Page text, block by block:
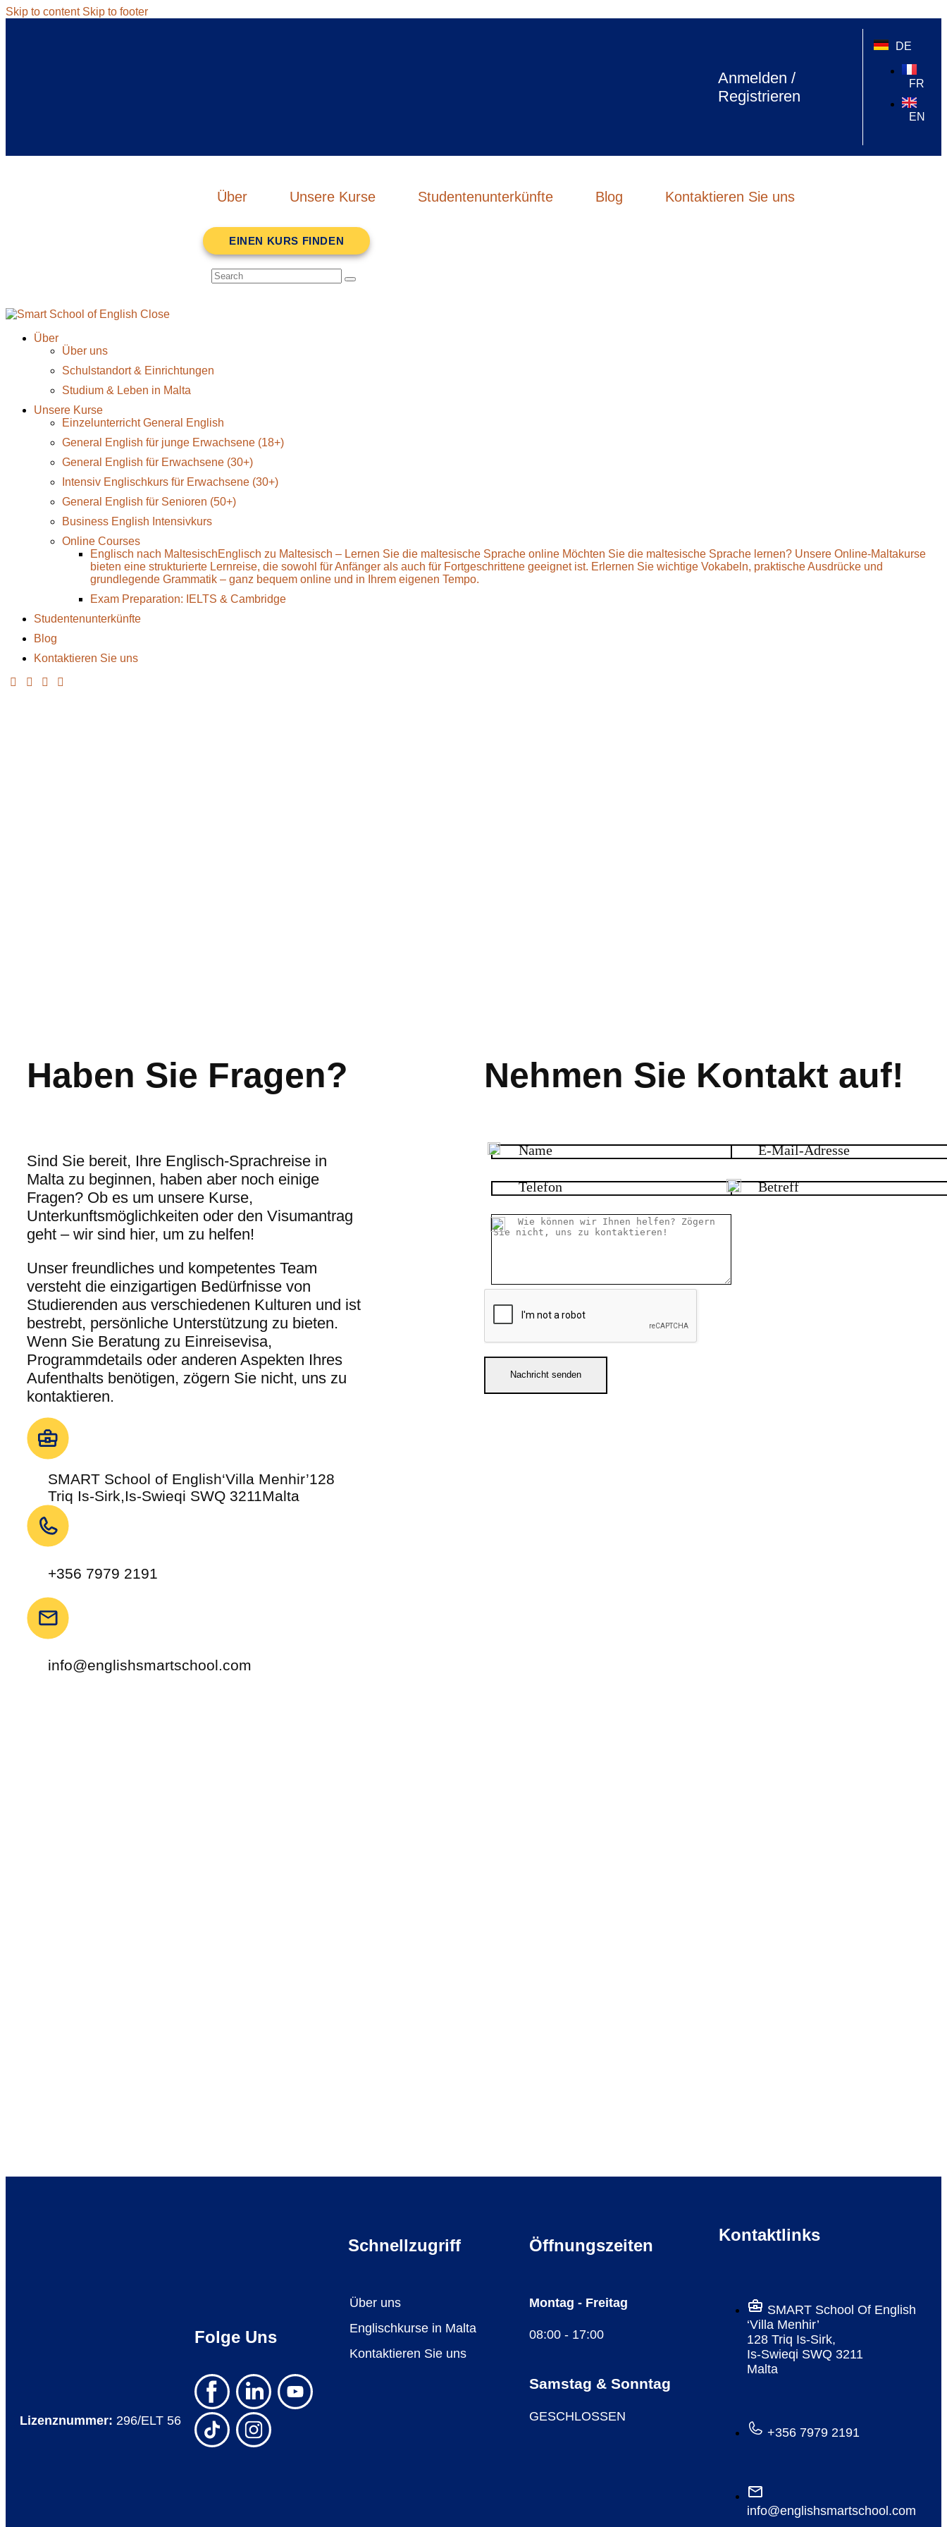
Skip to content Skip to footer
Anmelden /
Registrieren
DE
FR
EN
Über Unsere Kurse Studentenunterkünfte Blog Kontaktieren Sie uns
EINEN KURS FINDEN
Close
Über
Über uns
Schulstandort & Einrichtungen
Studium & Leben in Malta
Unsere Kurse
Einzelunterricht General English
General English für junge Erwachsene (18+)
General English für Erwachsene (30+)
Intensiv Englischkurs für Erwachsene (30+)
General English für Senioren (50+)
Business English Intensivkurs
Online Courses
Englisch nach MaltesischEnglisch zu Maltesisch – Lernen Sie die maltesische Sprache online Möchten Sie die maltesische Sprache lernen? Unsere Online-Maltakurse
bieten eine strukturierte Lernreise, die sowohl für Anfänger als auch für Fortgeschrittene geeignet ist. Erlernen Sie wichtige Vokabeln, praktische Ausdrücke und
grundlegende Grammatik – ganz bequem online und in Ihrem eigenen Tempo.
Exam Preparation: IELTS & Cambridge
Studentenunterkünfte
Blog
Kontaktieren Sie uns
Haben Sie Fragen?
Sind Sie bereit, Ihre Englisch-Sprachreise in
Malta zu beginnen, haben aber noch einige
Fragen? Ob es um unsere Kurse,
Unterkunftsmöglichkeiten oder den Visumantrag
geht – wir sind hier, um zu helfen!
Unser freundliches und kompetentes Team
versteht die einzigartigen Bedürfnisse von
Studierenden aus verschiedenen Kulturen und ist
bestrebt, persönliche Unterstützung zu bieten.
Wenn Sie Beratung zu Einreisevisa,
Programmdetails oder anderen Aspekten Ihres
Aufenthalts benötigen, zögern Sie nicht, uns zu
kontaktieren.
SMART School of English‘Villa Menhir’128
Triq Is-Sirk,Is-Swieqi SWQ 3211Malta
+356 7979 2191
info@englishsmartschool.com
Nehmen Sie Kontakt auf!
Lizenznummer: 296/ELT 56
Folge Uns
Schnellzugriff
Über uns
Englischkurse in Malta
Kontaktieren Sie uns
Öffnungszeiten
Montag - Freitag
08:00 - 17:00
Samstag & Sonntag
GESCHLOSSEN
Kontaktlinks
SMART School Of English
‘Villa Menhir’
128 Triq Is-Sirk,
Is-Swieqi SWQ 3211
Malta
+356 7979 2191
info@englishsmartschool.com